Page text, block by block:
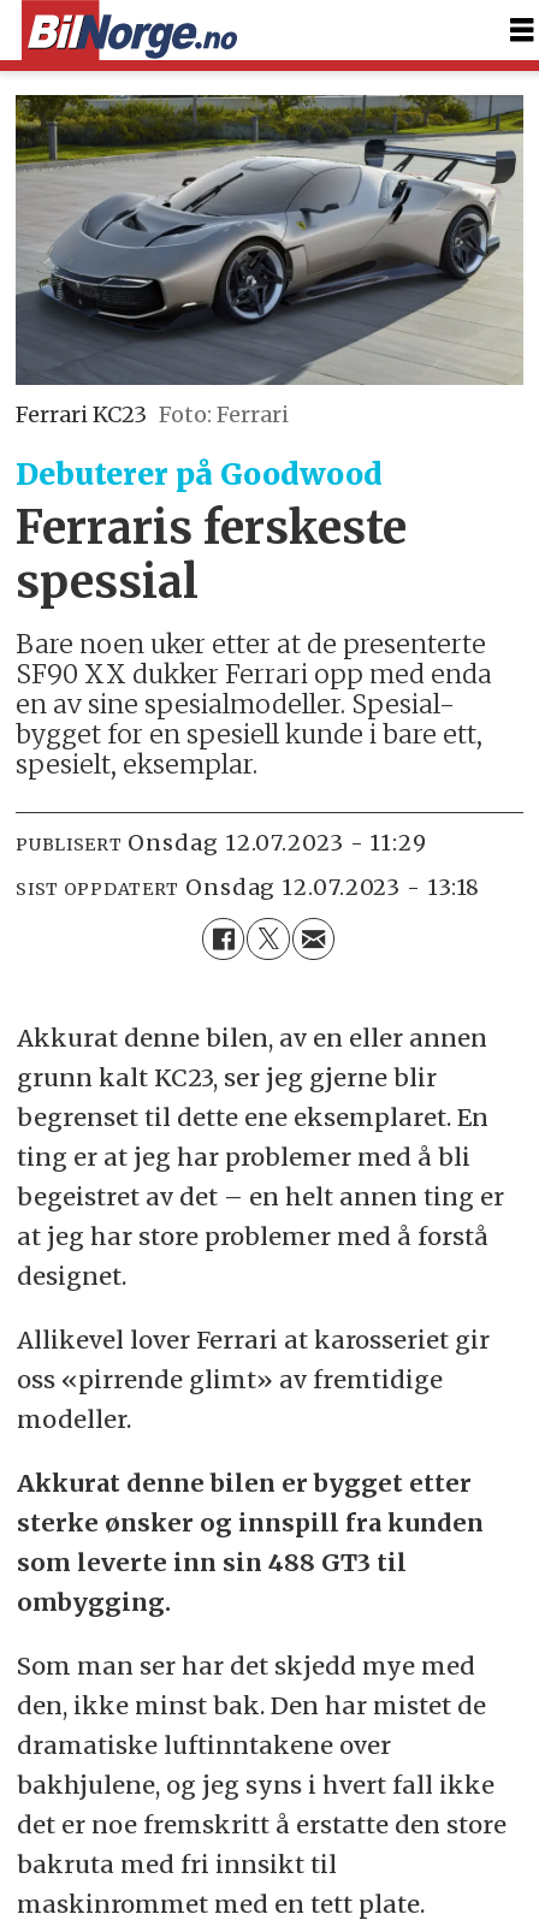
Ferrari KC23 Foto: Ferrari
Debuterer på Goodwood
Ferraris ferskeste
spessial
Bare noen uker etter at de presenterte
SF90 XX dukker Ferrari opp med enda
en av sine spesialmodeller. Spesial-
bygget for en spesiell kunde i bare ett,
spesielt, eksemplar.
PUBLISERT onsdag 12.07.2023 - 11:29
SIST OPPDATERT onsdag 12.07.2023 - 13:18
Akkurat denne bilen, av en eller annen
grunn kalt KC23, ser jeg gjerne blir
begrenset til dette ene eksemplaret. En
ting er at jeg har problemer med å bli
begeistret av det – en helt annen ting er
at jeg har store problemer med å forstå
designet.
Allikevel lover Ferrari at karosseriet gir
oss «pirrende glimt» av fremtidige
modeller.
Akkurat denne bilen er bygget etter
sterke ønsker og innspill fra kunden
som leverte inn sin 488 GT3 til
ombygging.
Som man ser har det skjedd mye med
den, ikke minst bak. Den har mistet de
dramatiske luftinntakene over
bakhjulene, og jeg syns i hvert fall ikke
det er noe fremskritt å erstatte den store
bakruta med fri innsikt til
maskinrommet med en tett plate.